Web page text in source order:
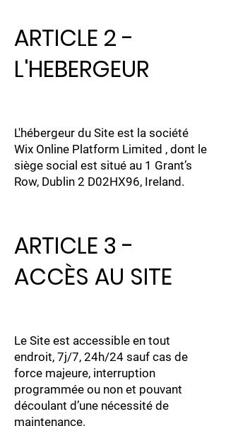
ARTICLE 2 -
L'HEBERGEUR
L'hébergeur du Site est la société
Wix Online Platform Limited , dont le
siège social est situé au 1 Grant’s
Row, Dublin 2 D02HX96, Ireland.
ARTICLE 3 -
ACCÈS AU SITE
Le Site est accessible en tout
endroit, 7j/7, 24h/24 sauf cas de
force majeure, interruption
programmée ou non et pouvant
découlant d’une nécessité de
maintenance.